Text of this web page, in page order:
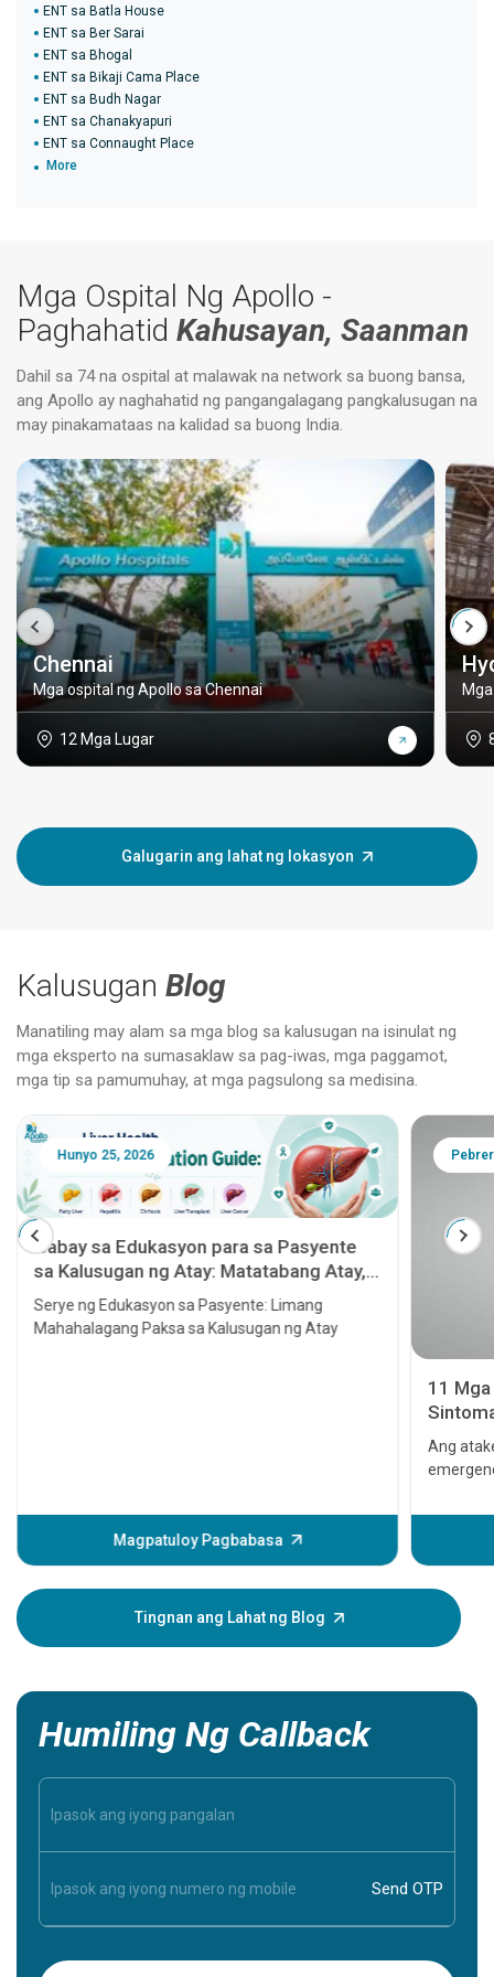
ENT sa Batla House
ENT sa Ber Sarai
ENT sa Bhogal
ENT sa Bikaji Cama Place
ENT sa Budh Nagar
ENT sa Chanakyapuri
ENT sa Connaught Place
More
Mga Ospital Ng Apollo -
Paghahatid Kahusayan, Saanman
Dahil sa 74 na ospital at malawak na network sa buong bansa,
ang Apollo ay naghahatid ng pangangalagang pangkalusugan na
may pinakamataas na kalidad sa buong India.
Chennai
Mga ospital ng Apollo sa Chennai
12 Mga Lugar
Galugarin ang lahat ng lokasyon
Kalusugan Blog
Manatiling may alam sa mga blog sa kalusugan na isinulat ng
mga eksperto na sumasaklaw sa pag-iwas, mga paggamot,
mga tip sa pamumuhay, at mga pagsulong sa medisina.
Hunyo 25, 2026
Gabay sa Edukasyon para sa Pasyente
sa Kalusugan ng Atay: Matatabang Atay,
Hepatitis, Cirrhosis, Paglipat ng Atay at
Kanser sa Atay
Serye ng Edukasyon sa Pasyente: Limang
Mahahalagang Paksa sa Kalusugan ng Atay
Magpatuloy Pagbabasa
11
Ang
sa puso
man
puso,
mga
Tingnan ang Lahat ng Blog
Humiling Ng Callback